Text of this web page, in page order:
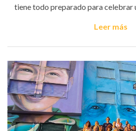
tiene todo preparado para celebrar
Leer más